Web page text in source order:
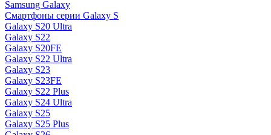
Samsung Galaxy
Смартфоны серии Galaxy S
Galaxy S20 Ultra
Galaxy S22
Galaxy S20FE
Galaxy S22 Ultra
Galaxy S23
Galaxy S23FE
Galaxy S22 Plus
Galaxy S24 Ultra
Galaxy S25
Galaxy S25 Plus